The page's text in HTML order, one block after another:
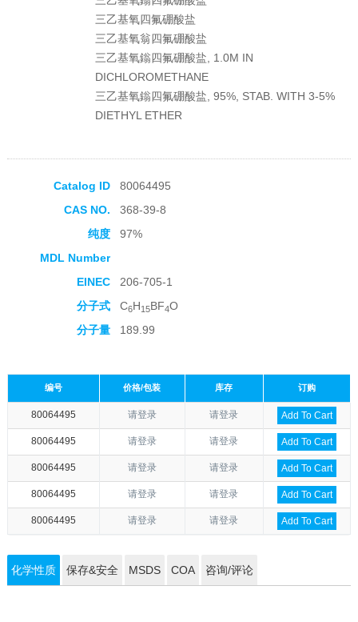
三乙基氧四氟硼酸盐
三乙基氧翁四氟硼酸盐
三乙基氧鎓四氟硼酸盐, 1.0M IN
DICHLOROMETHANE
三乙基氧鎓四氟硼酸盐, 95%, STAB. WITH 3-5%
DIETHYL ETHER
Catalog ID
80064495
CAS NO.
368-39-8
纯度
97%
MDL Number
EINEC
206-705-1
分子式
C6H15BF4O
分子量
189.99
编号 价格/包装 库存 订购
80064495 请登录 请登录 Add To Cart
80064495 请登录 请登录 Add To Cart
80064495 请登录 请登录 Add To Cart
80064495 请登录 请登录 Add To Cart
80064495 请登录 请登录 Add To Cart
化学性质 保存&安全 MSDS COA 咨询/评论